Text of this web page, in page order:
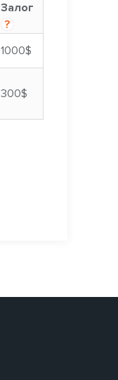
Залог
?
1000$
300$